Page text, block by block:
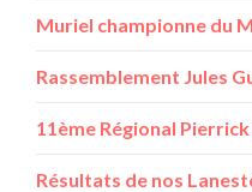
Muriel championne du
Rassemblement Jules
11ème Régional Pierrick
Résultats de nos